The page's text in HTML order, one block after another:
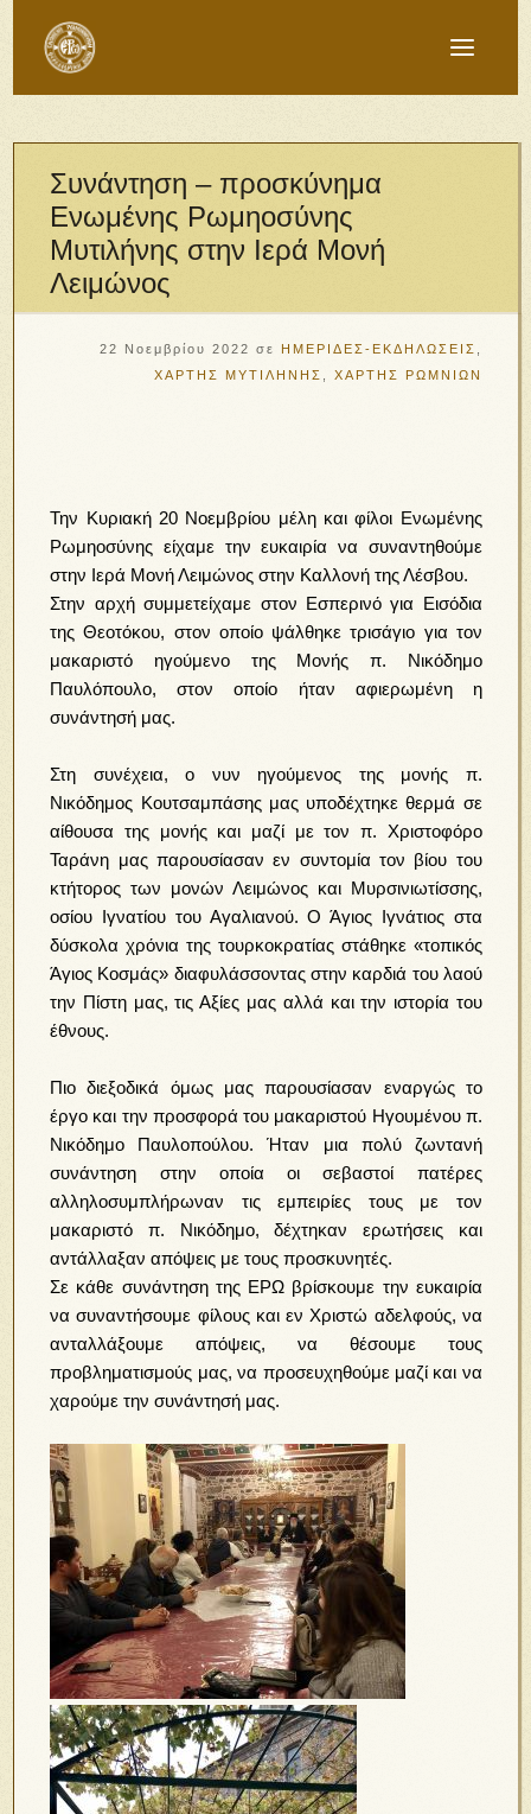
Συνάντηση – προσκύνημα
Ενωμένης Ρωμηοσύνης
Μυτιλήνης στην Ιερά Μονή
Λειμώνος
22 Νοεμβρίου 2022 σε ΗΜΕΡΙΔΕΣ-ΕΚΔΗΛΩΣΕΙΣ
ΧΑΡΤΗΣ ΜΥΤΙΛΗΝΗΣ
ΧΑΡΤΗΣ ΡΩΜΝΙΩΝ
Την Κυριακή 20 Νοεμβρίου μέλη και φίλοι Ενωμένης
Ρωμηοσύνης είχαμε την ευκαιρία να συναντηθούμε
στην Ιερά Μονή Λειμώνος στην Καλλονή της Λέσβου.
Στην αρχή συμμετείχαμε στον Εσπερινό για Εισόδια
της Θεοτόκου, στον οποίο ψάλθηκε τρισάγιο για τον
μακαριστό ηγούμενο της Μονής π. Νικόδημο
Παυλόπουλο, στον οποίο ήταν αφιερωμένη η
συνάντησή μας.
Στη συνέχεια, ο νυν ηγούμενος της μονής π.
Νικόδημος Κουτσαμπάσης μας υποδέχτηκε θερμά σε
αίθουσα της μονής και μαζί με τον π. Χριστοφόρο
Ταράνη μας παρουσίασαν εν συντομία τον βίου του
κτήτορος των μονών Λειμώνος και Μυρσινιωτίσσης,
οσίου Ιγνατίου του Αγαλιανού. Ο Άγιος Ιγνάτιος στα
δύσκολα χρόνια της τουρκοκρατίας στάθηκε «τοπικός
Άγιος Κοσμάς» διαφυλάσσοντας στην καρδιά του λαού
την Πίστη μας, τις Αξίες μας αλλά και την ιστορία του
έθνους.
Πιο διεξοδικά όμως μας παρουσίασαν εναργώς το
έργο και την προσφορά του μακαριστού Ηγουμένου π.
Νικόδημο Παυλοπούλου. Ήταν μια πολύ ζωντανή
συνάντηση στην οποία οι σεβαστοί πατέρες
αλληλοσυμπλήρωναν τις εμπειρίες τους με τον
μακαριστό π. Νικόδημο, δέχτηκαν ερωτήσεις και
αντάλλαξαν απόψεις με τους προσκυνητές.
Σε κάθε συνάντηση της ΕΡΩ βρίσκουμε την ευκαιρία
να συναντήσουμε φίλους και εν Χριστώ αδελφούς, να
ανταλλάξουμε απόψεις, να θέσουμε τους
προβληματισμούς μας, να προσευχηθούμε μαζί και να
χαρούμε την συνάντησή μας.